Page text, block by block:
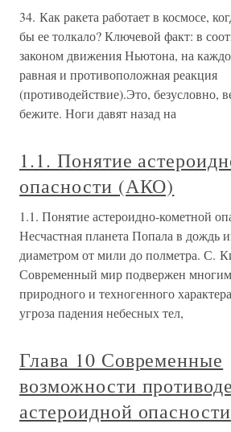
34. Как ракета работает в космосе,
бы ее толкало? Ключевой факт: в
законом движения Ньютона, на
равная и противоположная реакция
(противодействие).Это, безусловно,
бежите. Ноги давят назад на
1.1. Понятие
опасности (АКО)
1.1. Понятие астероидно-кометной
Несчастная планета Попала в дождь
диаметром от мили до полметра. С.
Современный мир подвержен
природного и техногенного
угроза падения небесных тел,
Глава 10 Современные
возможности
астероидной опасности